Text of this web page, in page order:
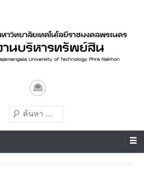
บริหารทรัพย์สิน
มทร.พระนคร
Search